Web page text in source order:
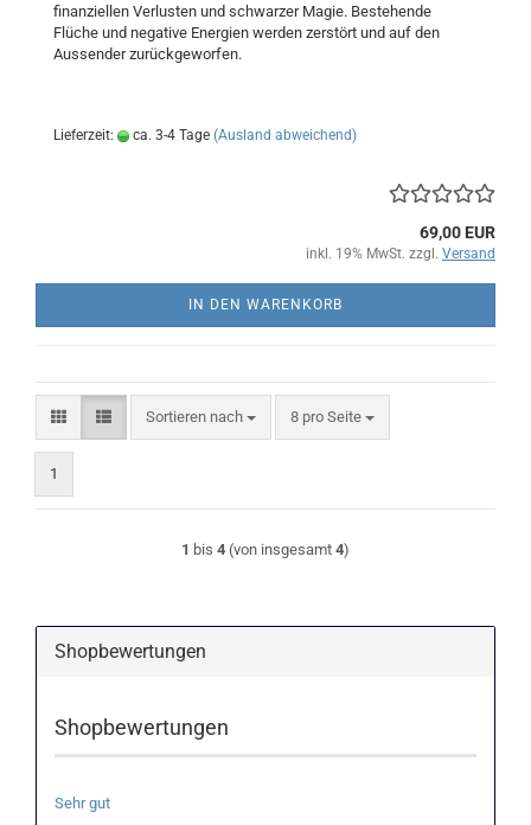
finanziellen Verlusten und schwarzer Magie. Bestehende
Flüche und negative Energien werden zerstört und auf den
Aussender zurückgeworfen.
Lieferzeit: ca. 3-4 Tage (Ausland abweichend)
69,00 EUR
inkl. 19% MwSt. zzgl. Versand
IN DEN WARENKORB
Sortieren nach
Sortieren nach 8 pro Seite
pro Seite
1
1 bis 4 (von insgesamt 4)
Shopbewertungen
Shopbewertungen
Sehr gut